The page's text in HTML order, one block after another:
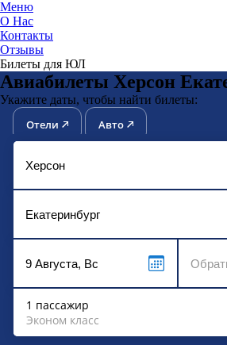
Меню
О Нас
Контакты
Отзывы
Билеты для ЮЛ
Авиабилеты Херсон
Укажите даты, чтобы найти билеты:
Отели Авто
1 пассажир
Эконом класс